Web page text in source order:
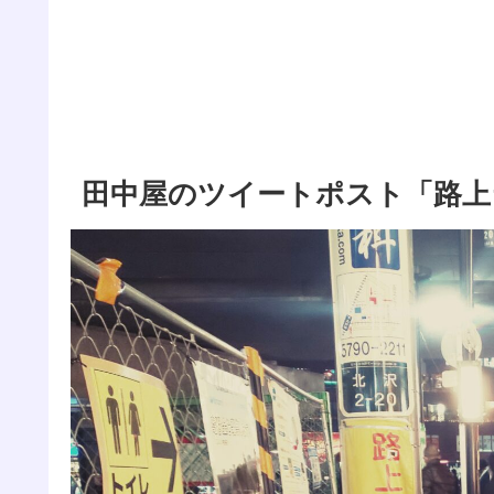
田中屋のツイートポスト「路